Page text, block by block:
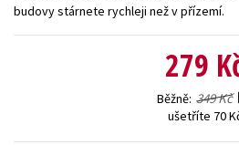
budovy stárnete rychleji než v přízemí.
279
Běžně 349 Kč
ušetříte 70